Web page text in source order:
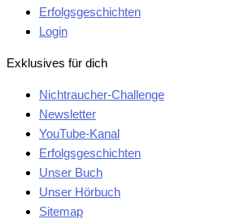
Erfolgsgeschichten
Login
Exklusives für dich
Nichtraucher-Challenge
Newsletter
YouTube-Kanal
Erfolgsgeschichten
Unser Buch
Unser Hörbuch
Sitemap